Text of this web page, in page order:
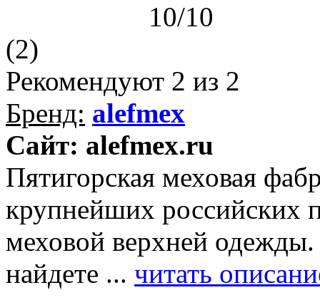
10/10
(2)
Рекомендуют 2 из 2
Бренд: alefmex
Сайт: alefmex.ru
Пятигорская меховая
крупнейших российских
меховой верхней
найдете ... читать